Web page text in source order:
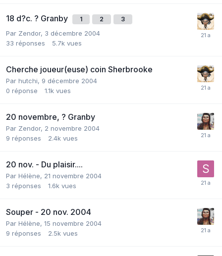
18 d?c. ? Granby 1 2 3
Par Zendor, 3 décembre 2004
33 réponses 5.7k vues
Cherche joueur(euse) coin Sherbrooke
Par hutchi, 9 décembre 2004
0 réponse 1.1k vues
20 novembre, ? Granby
Par Zendor, 2 novembre 2004
9 réponses 2.4k vues
20 nov. - Du plaisir....
Par Hélène, 21 novembre 2004
3 réponses 1.6k vues
Souper - 20 nov. 2004
Par Hélène, 15 novembre 2004
9 réponses 2.5k vues